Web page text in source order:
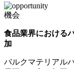
機会
食品業界における
加
バルクマテリアル